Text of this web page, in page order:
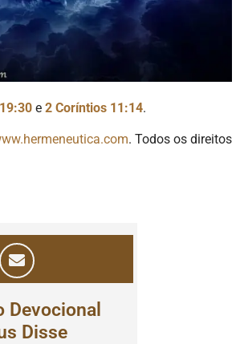
e 2 Coríntios 11:14.
. Todos os direitos
Devocional
Disse